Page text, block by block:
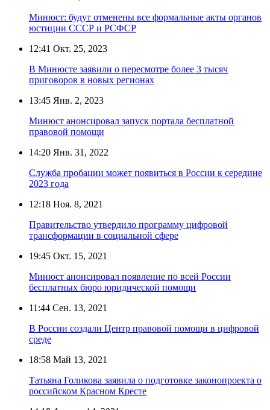
Минюст: будут отменены все формальные акты органов
юстиции СССР и РСФСР
12:41 Окт. 25, 2023
В Минюсте заявили о пересмотре более 3 тысяч
приговоров в новых регионах
13:45 Янв. 2, 2023
Минюст анонсировал запуск портала бесплатной
правовой помощи
14:20 Янв. 31, 2022
Служба пробации может появиться в России к середине
2023 года
12:18 Ноя. 8, 2021
Правительство утвердило программу цифровой
трансформации в социальной сфере
19:45 Окт. 15, 2021
Минюст анонсировал появление по всей России
бесплатных бюро юридической помощи
11:44 Сен. 13, 2021
В России создали Центр правовой помощи в цифровой
среде
18:58 Май 13, 2021
Татьяна Голикова заявила о подготовке законопроекта о
российском Красном Кресте